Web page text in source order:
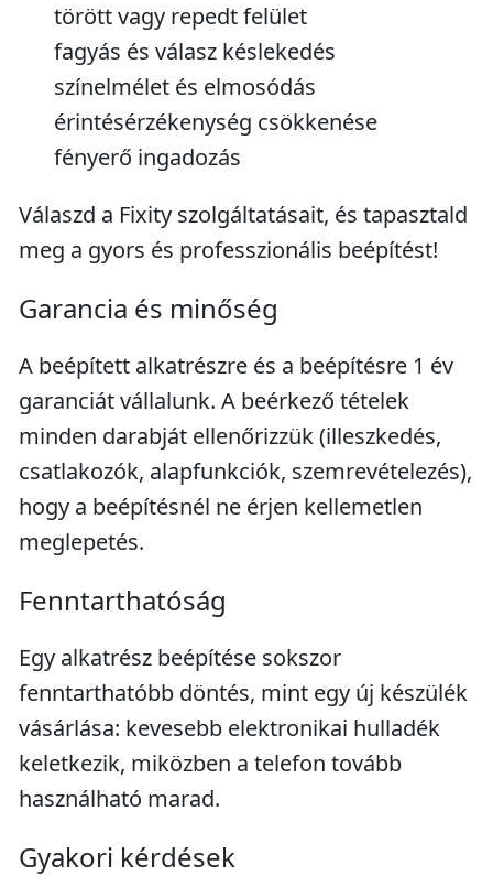
törött vagy repedt felület
fagyás és válasz késlekedés
színelmélet és elmosódás
érintésérzékenység csökkenése
fényerő ingadozás
Válaszd a Fixity szolgáltatásait, és tapasztald
meg a gyors és professzionális beépítést!
Garancia és minőség
A beépített alkatrészre és a beépítésre 1 év
garanciát vállalunk. A beérkező tételek
minden darabját ellenőrizzük (illeszkedés,
csatlakozók, alapfunkciók, szemrevételezés),
hogy a beépítésnél ne érjen kellemetlen
meglepetés.
Fenntarthatóság
Egy alkatrész beépítése sokszor
fenntarthatóbb döntés, mint egy új készülék
vásárlása: kevesebb elektronikai hulladék
keletkezik, miközben a telefon tovább
használható marad.
Gyakori kérdések